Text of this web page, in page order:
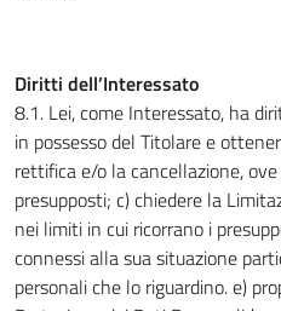
Diritti dell’Interessato
8.1. Lei, come Interessato, ha
in possesso del Titolare e
rettifica e/o la cancellazione,
presupposti; c) chiedere la
nei limiti in cui ricorrano i
connessi alla sua situazione
personali che lo riguardino. e)